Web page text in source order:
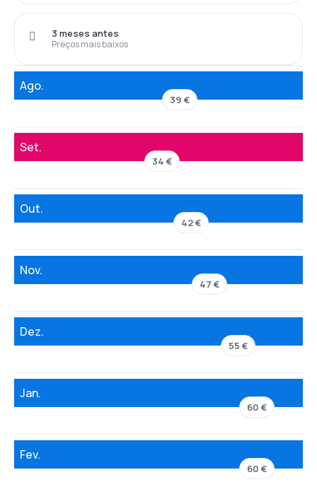
Preços mais baixos
3 meses antes
Ago.
39 €
Set.
34 €
Out.
42 €
Nov.
47 €
Dez.
55 €
Jan.
60 €
Fev.
60 €